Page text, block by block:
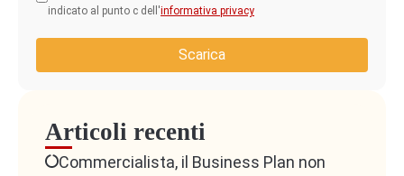
indicato al punto c dell'informativa privacy
Scarica
Articoli recenti
Commercialista, il Business Plan non